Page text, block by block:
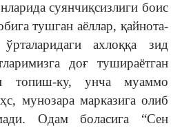
суянчиқсизлиги боис
тушган аёллар, қайнота-
ахлоққа зид
доғ тушираётган
топиш-ку, унча муаммо
мунозара марказига олиб
Одам боласига “Сен